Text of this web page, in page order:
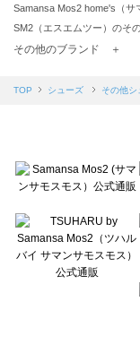
Samansa Mos2 home's（
SM2（エスエムツー）のそ
Samansa Mos2 blue（サマ
sō4ū（ソウフォーユー）の
Te chichi（テチチ）のその
Te chichi CLASSIC（テチ
Lugnoncure（ルノンキュ
BETTY'S BLUE（べティー
Wpc.（ワールドパーティー
その他のブランド ＋
TOP シューズ その他シ